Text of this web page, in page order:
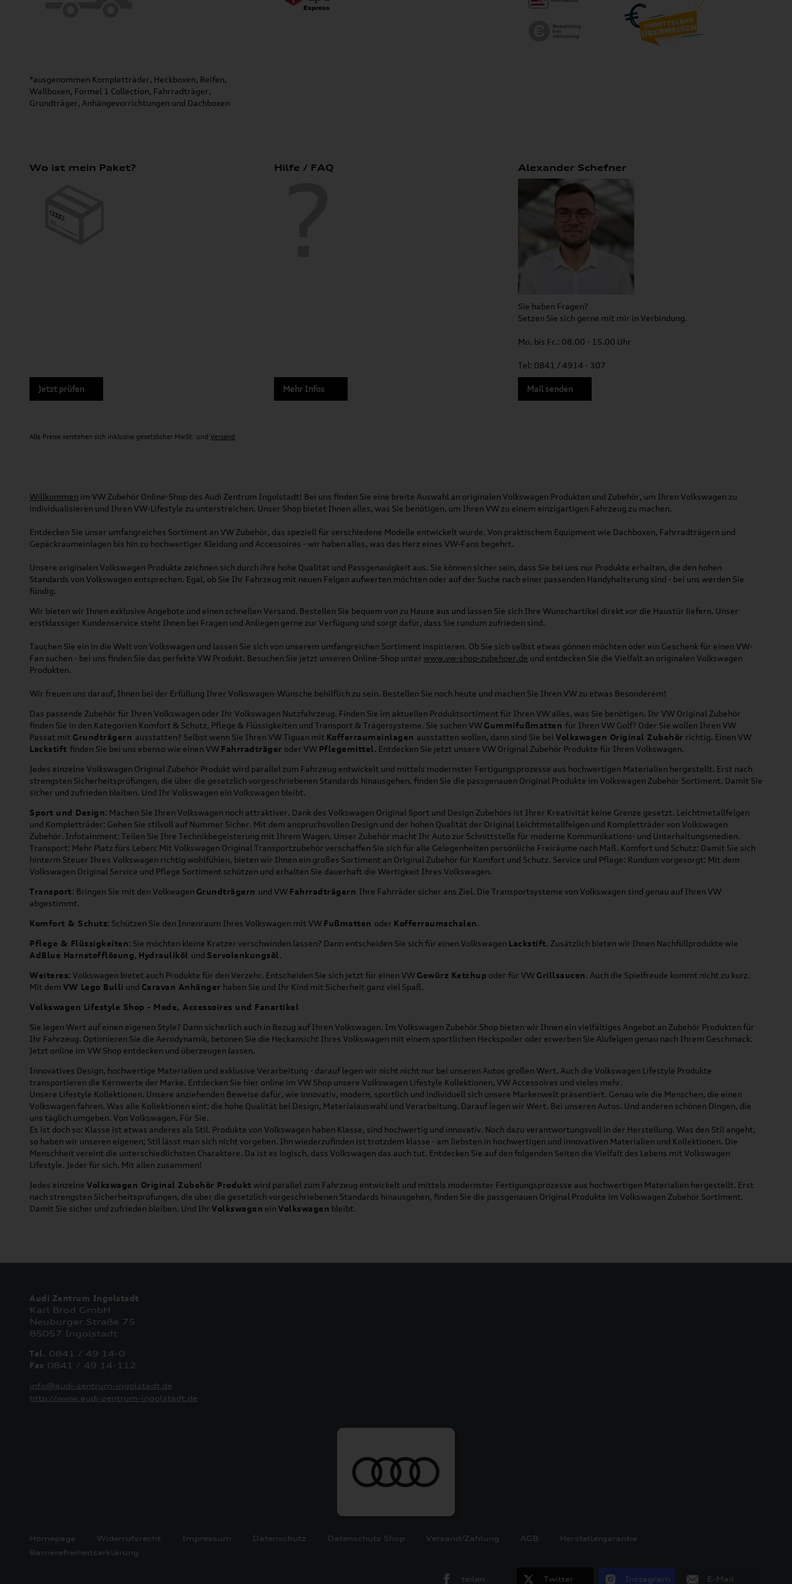
*ausgenommen Kompletträder, Heckboxen, Reifen,
Wallboxen, Formel 1 Collection, Fahrradträger,
Grundträger, Anhängevorrichtungen und Dachboxen
Wo ist mein Paket?
Jetzt prüfen
Hilfe / FAQ
Mehr Infos
Alexander Schefner
Sie haben Fragen?
Setzen Sie sich gerne mit mir in Verbindung.
Mo. bis Fr.: 08.00 - 15.00 Uhr
Tel: 0841 / 4914 - 307
Mail senden
Alle Preise verstehen sich inklusive gesetzlicher MwSt. und Versand
Willkommen im VW Zubehör Online-Shop des Audi Zentrum Ingolstadt! Bei uns finden Sie eine breite Auswahl an originalen Volkswagen Produkten und Zubehör, um Ihren Volkswagen zu
individualisieren und Ihren VW-Lifestyle zu unterstreichen. Unser Shop bietet Ihnen alles, was Sie benötigen, um Ihren VW zu einem einzigartigen Fahrzeug zu machen.
Entdecken Sie unser umfangreiches Sortiment an VW Zubehör, das speziell für verschiedene Modelle entwickelt wurde. Von praktischem Equipment wie Dachboxen, Fahrradträgern und
Gepäckraumeinlagen bis hin zu hochwertiger Kleidung und Accessoires - wir haben alles, was das Herz eines VW-Fans begehrt.
Unsere originalen Volkswagen Produkte zeichnen sich durch ihre hohe Qualität und Passgenauigkeit aus. Sie können sicher sein, dass Sie bei uns nur Produkte erhalten, die den hohen
Standards von Volkswagen entsprechen. Egal, ob Sie Ihr Fahrzeug mit neuen Felgen aufwerten möchten oder auf der Suche nach einer passenden Handyhalterung sind - bei uns werden Sie
fündig.
Wir bieten wir Ihnen exklusive Angebote und einen schnellen Versand. Bestellen Sie bequem von zu Hause aus und lassen Sie sich Ihre Wunschartikel direkt vor die Haustür liefern. Unser
erstklassiger Kundenservice steht Ihnen bei Fragen und Anliegen gerne zur Verfügung und sorgt dafür, dass Sie rundum zufrieden sind.
Tauchen Sie ein in die Welt von Volkswagen und lassen Sie sich von unserem umfangreichen Sortiment inspirieren. Ob Sie sich selbst etwas gönnen möchten oder ein Geschenk für einen VW-
Fan suchen - bei uns finden Sie das perfekte VW Produkt. Besuchen Sie jetzt unseren Online-Shop unter www.vw-shop-zubehoer.de und entdecken Sie die Vielfalt an originalen Volkswagen
Produkten.
Wir freuen uns darauf, Ihnen bei der Erfüllung Ihrer Volkswagen-Wünsche behilflich zu sein. Bestellen Sie noch heute und machen Sie Ihren VW zu etwas Besonderem!
Das passende Zubehör für Ihren Volkswagen oder Ihr Volkswagen Nutzfahrzeug. Finden Sie im aktuellen Produktsortiment für Ihren VW alles, was Sie benötigen. Ihr VW Original Zubehör
finden Sie in den Kategorien Komfort & Schutz, Pflege & Flüssigkeiten und Transport & Trägersysteme. Sie suchen VW Gummifußmatten für Ihren VW Golf? Oder Sie wollen Ihren VW
Passat mit Grundträgern ausstatten? Selbst wenn Sie Ihren VW Tiguan mit Kofferraumeinlagen ausstatten wollen, dann sind Sie bei Volkswagen Original Zubehör richtig. Einen VW
Lackstift finden Sie bei uns ebenso wie einen VW Fahrradträger oder VW Pflegemittel. Entdecken Sie jetzt unsere VW Original Zubehör Produkte für Ihren Volkswagen.
Jedes einzelne Volkswagen Original Zubehör Produkt wird parallel zum Fahrzeug entwickelt und mittels modernster Fertigungsprozesse aus hochwertigen Materialien hergestellt. Erst nach
strengsten Sicherheitsprüfungen, die über die gesetzlich vorgeschriebenen Standards hinausgehen, finden Sie die passgenauen Original Produkte im Volkswagen Zubehör Sortiment. Damit Sie
sicher und zufrieden bleiben. Und Ihr Volkswagen ein Volkswagen bleibt.
Sport und Design: Machen Sie Ihren Volkswagen noch attraktiver. Dank des Volkswagen Original Sport und Design Zubehörs ist Ihrer Kreativität keine Grenze gesetzt. Leichtmetallfelgen
und Kompletträder: Gehen Sie stilvoll auf Nummer Sicher. Mit dem anspruchsvollen Design und der hohen Qualität der Original Leichtmetallfelgen und Kompletträder von Volkswagen
Zubehör. Infotainment: Teilen Sie Ihre Technikbegeisterung mit Ihrem Wagen. Unser Zubehör macht Ihr Auto zur Schnittstelle für moderne Kommunikations- und Unterhaltungsmedien.
Transport: Mehr Platz fürs Leben: Mit Volkswagen Original Transportzubehör verschaffen Sie sich für alle Gelegenheiten persönliche Freiräume nach Maß. Komfort und Schutz: Damit Sie sich
hinterm Steuer Ihres Volkswagen richtig wohlfühlen, bieten wir Ihnen ein großes Sortiment an Original Zubehör für Komfort und Schutz. Service und Pflege: Rundum vorgesorgt: Mit dem
Volkswagen Original Service und Pflege Sortiment schützen und erhalten Sie dauerhaft die Wertigkeit Ihres Volkswagen.
Transport: Bringen Sie mit den Volkwagen Grundträgern und VW Fahrradträgern Ihre Fahrräder sicher ans Ziel. Die Transportsysteme von Volkswagen sind genau auf Ihren VW
abgestimmt.
Komfort & Schutz: Schützen Sie den Innenraum Ihres Volkswagen mit VW Fußmatten oder Kofferraumschalen.
Pflege & Flüssigkeiten: Sie möchten kleine Kratzer verschwinden lassen? Dann entscheiden Sie sich für einen Volkswagen Lackstift. Zusätzlich bieten wir Ihnen Nachfüllprodukte wie
AdBlue Harnstofflösung, Hydrauliköl und Servolenkungsöl.
Weiteres: Volkswagen bietet auch Produkte für den Verzehr. Entscheiden Sie sich jetzt für einen VW Gewürz Ketchup oder für VW Grillsaucen. Auch die Spielfreude kommt nicht zu kurz.
Mit dem VW Lego Bulli und Caravan Anhänger haben Sie und Ihr Kind mit Sicherheit ganz viel Spaß.
Volkswagen Lifestyle Shop - Mode, Accessoires und Fanartikel
Sie legen Wert auf einen eigenen Style? Dann sicherlich auch in Bezug auf Ihren Volkswagen. Im Volkswagen Zubehör Shop bieten wir Ihnen ein vielfältiges Angebot an Zubehör Produkten für
Ihr Fahrzeug. Optimieren Sie die Aerodynamik, betonen Sie die Heckansicht Ihres Volkswagen mit einem sportlichen Heckspoiler oder erwerben Sie Alufelgen genau nach Ihrem Geschmack.
Jetzt online im VW Shop entdecken und überzeugen lassen.
Innovatives Design, hochwertige Materialien und exklusive Verarbeitung - darauf legen wir nicht nicht nur bei unseren Autos großen Wert. Auch die Volkswagen Lifestyle Produkte
transportieren die Kernwerte der Marke. Entdecken Sie hier online im VW Shop unsere Volkswagen Lifestyle Kollektionen, VW Accessoires und vieles mehr.
Unsere Lifestyle Kollektionen. Unsere anziehenden Beweise dafür, wie innovativ, modern, sportlich und individuell sich unsere Markenwelt präsentiert. Genau wie die Menschen, die einen
Volkswagen fahren. Was alle Kollektionen eint: die hohe Qualität bei Design, Materialauswahl und Verarbeitung. Darauf legen wir Wert. Bei unseren Autos. Und anderen schönen Dingen, die
uns täglich umgeben. Von Volkswagen. Für Sie.
Es ist doch so: Klasse ist etwas anderes als Stil. Produkte von Volkswagen haben Klasse, sind hochwertig und innovativ. Noch dazu verantwortungsvoll in der Herstellung. Was den Stil angeht,
so haben wir unseren eigenen; Stil lässt man sich nicht vorgeben. Ihn wiederzufinden ist trotzdem klasse - am liebsten in hochwertigen und innovativen Materialien und Kollektionen. Die
Menschheit vereint die unterschiedlichsten Charaktere. Da ist es logisch, dass Volkswagen das auch tut. Entdecken Sie auf den folgenden Seiten die Vielfalt des Lebens mit Volkswagen
Lifestyle. Jeder für sich. Mit allen zusammen!
Jedes einzelne Volkswagen Original Zubehör Produkt wird parallel zum Fahrzeug entwickelt und mittels modernster Fertigungsprozesse aus hochwertigen Materialien hergestellt. Erst
nach strengsten Sicherheitsprüfungen, die über die gesetzlich vorgeschriebenen Standards hinausgehen, finden Sie die passgenauen Original Produkte im Volkswagen Zubehör Sortiment.
Damit Sie sicher und zufrieden bleiben. Und Ihr Volkswagen ein Volkswagen bleibt.
Audi Zentrum Ingolstadt
Karl Brod GmbH
Neuburger Straße 75
85057 Ingolstadt
Tel. 0841 / 49 14-0
Fax 0841 / 49 14-112
info@audi-zentrum-ingolstadt.de
http://www.audi-zentrum-ingolstadt.de
Homepage Widerrufsrecht Impressum Datenschutz Datenschutz Shop Versand/Zahlung AGB
Herstellergarantie
Barrierefreiheitserklärung
teilen Twitter Instagram E-Mail